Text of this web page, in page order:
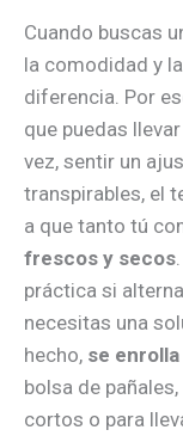
Cuando buscas
la comodidad y
diferencia. Por
que puedas
vez, sentir un
transpirables, el
a que tanto tú
frescos y secos
práctica si
necesitas una
hecho, se
bolsa de
cortos o para